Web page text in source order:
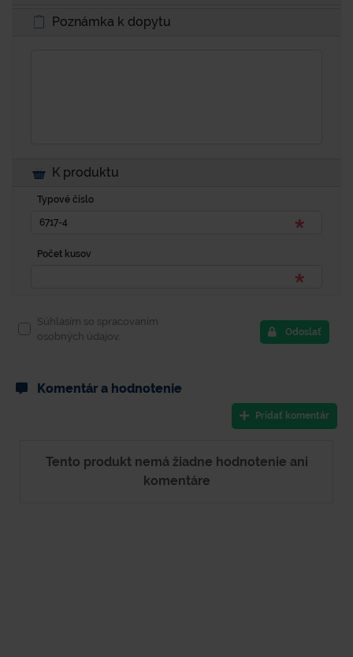
Poznámka k dopytu
K produktu
Typové číslo
Počet kusov
Súhlasím so spracovaním
osobných údajov.
Odoslať
Komentár a hodnotenie
Pridať komentár
Tento produkt nemá žiadne hodnotenie ani
komentáre